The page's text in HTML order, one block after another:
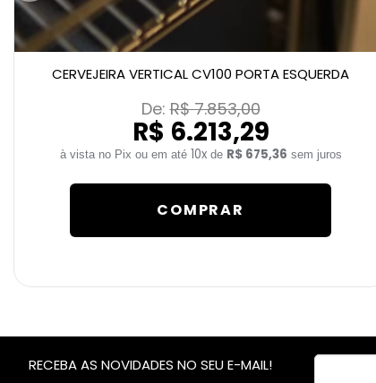
CERVEJEIRA VERTICAL CV100 PORTA ESQUERDA
De: R$ 7.853,00
R$ 6.213,29
10xde R$ 675,36 sem juros
COMPRAR
RECEBA AS NOVIDADES NO SEU E-MAIL!